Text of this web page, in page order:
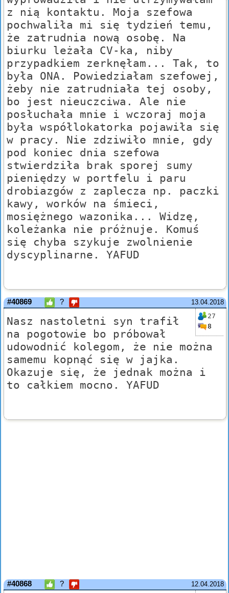
z nią kontaktu. Moja szefowa
pochwaliła mi się tydzień temu,
że zatrudnia nową osobę. Na
biurku leżała CV-ka, niby
przypadkiem zerknęłam... Tak, to
była ONA. Powiedziałam szefowej,
żeby nie zatrudniała tej osoby,
bo jest nieuczciwa. Ale nie
posłuchała mnie i wczoraj moja
była współlokatorka pojawiła się
w pracy. Nie zdziwiło mnie, gdy
pod koniec dnia szefowa
stwierdziła brak sporej sumy
pieniędzy w portfelu i paru
drobiazgów z zaplecza np. paczki
kawy, worków na śmieci,
mosiężnego wazonika... Widzę,
koleżanka nie próżnuje. Komuś
się chyba szykuje zwolnienie
dyscyplinarne. YAFUD
13.04.2018
#40869 ?
27
8
Nasz nastoletni syn trafił
na pogotowie bo próbował
udowodnić kolegom, że nie można
samemu kopnąć się w jajka.
Okazuje się, że jednak można i
to całkiem mocno. YAFUD
12.04.2018
#40868 ?